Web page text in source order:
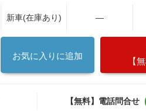
新車(在庫あり) ―
お気に入りに追加
【
【無料】電話問合せ